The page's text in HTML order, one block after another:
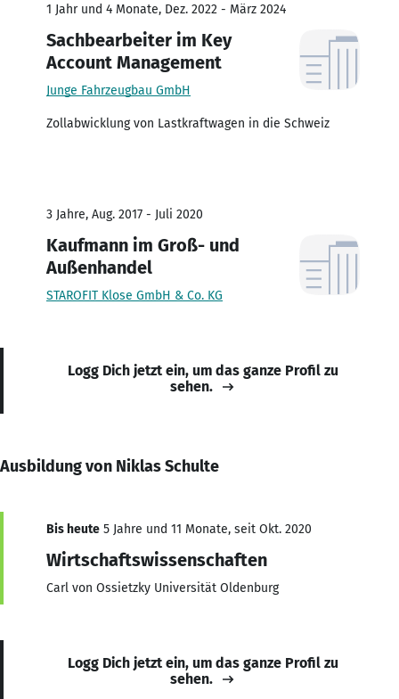
1 Jahr und 4 Monate, Dez. 2022 - März 2024
Sachbearbeiter im Key
Account Management
Junge Fahrzeugbau GmbH
Zollabwicklung von Lastkraftwagen in die Schweiz
3 Jahre, Aug. 2017 - Juli 2020
Kaufmann im Groß- und
Außenhandel
STAROFIT Klose GmbH & Co. KG
Logg Dich jetzt ein, um das ganze Profil zu
sehen.
Ausbildung von Niklas Schulte
Bis heute 5 Jahre und 11 Monate, seit Okt. 2020
Wirtschaftswissenschaften
Carl von Ossietzky Universität Oldenburg
Logg Dich jetzt ein, um das ganze Profil zu
sehen.